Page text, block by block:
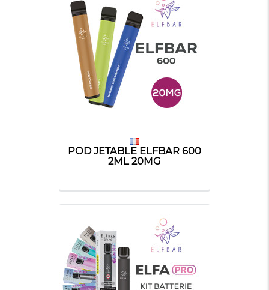
POD JETABLE ELFBAR 600
2ML 20MG